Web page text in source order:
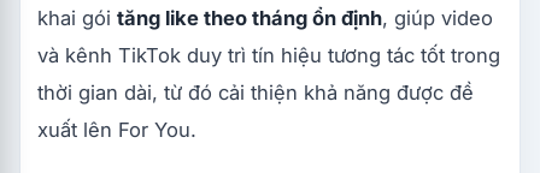
khai gói tăng like theo tháng ổn định, giúp video
và kênh TikTok duy trì tín hiệu tương tác tốt trong
thời gian dài, từ đó cải thiện khả năng được đề
xuất lên For You.